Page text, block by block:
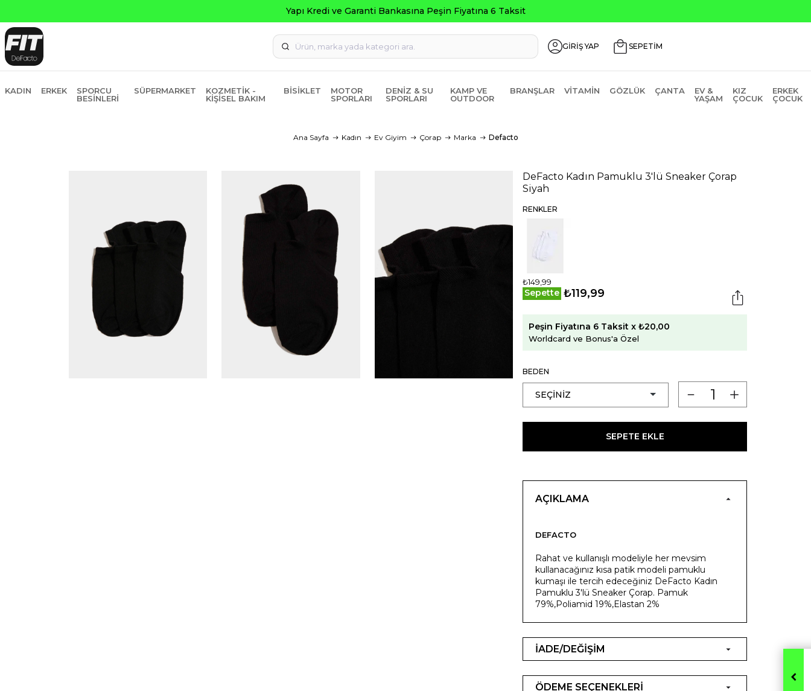
Yapı Kredi ve Garanti Bankasına Peşin Fiyatına 6 Taksit
GİRİŞ YAP SEPETİM
KADIN ERKEK
SPORCU
BESINLERI
SÜPERMARKET
KOZMETIK -
KIŞISEL BAKIM
BISIKLET
MOTOR
SPORLARI
DENIZ & SU
SPORLARI
KAMP VE
OUTDOOR
BRANŞLAR VITAMIN GÖZLÜK ÇANTA
EV &
YAŞAM
KIZ
ÇOCUK
ERKEK
ÇOCUK
Ana Sayfa Kadın Ev Giyim Çorap Marka Defacto
DeFacto Kadın Pamuklu 3'lü Sneaker Çorap
Siyah
RENKLER
₺149,99
Sepette ₺119,99
Peşin Fiyatına 6 Taksit x ₺20,00
Worldcard ve Bonus'a Özel
BEDEN
SEPETE EKLE
AÇIKLAMA
DEFACTO
Rahat ve kullanışlı modeliyle her mevsim
kullanacağınız kısa patik modeli pamuklu
kumaşı ile tercih edeceğiniz DeFacto Kadın
Pamuklu 3'lü Sneaker Çorap. Pamuk
79%,Poliamid 19%,Elastan 2%
İADE/DEĞİŞİM
ÖDEME SEÇENEKLERİ